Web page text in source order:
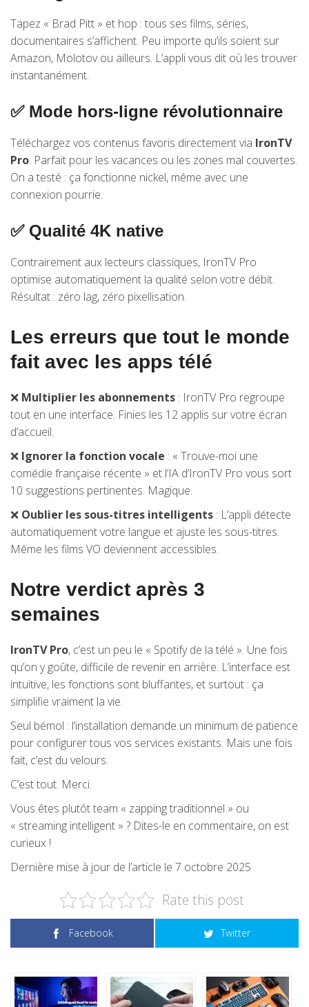
Tapez « Brad Pitt » et hop : tous ses films, séries,
documentaires s’affichent. Peu importe qu’ils soient sur
Amazon, Molotov ou ailleurs. L’appli vous dit où les trouver
instantanément.
✅ Mode hors-ligne révolutionnaire
Téléchargez vos contenus favoris directement via IronTV
Pro. Parfait pour les vacances ou les zones mal couvertes.
On a testé : ça fonctionne nickel, même avec une
connexion pourrie.
✅ Qualité 4K native
Contrairement aux lecteurs classiques, IronTV Pro
optimise automatiquement la qualité selon votre débit.
Résultat : zéro lag, zéro pixellisation.
Les erreurs que tout le monde
fait avec les apps télé
❌ Multiplier les abonnements : IronTV Pro regroupe
tout en une interface. Finies les 12 applis sur votre écran
d’accueil.
❌ Ignorer la fonction vocale : « Trouve-moi une
comédie française récente » et l’IA d’IronTV Pro vous sort
10 suggestions pertinentes. Magique.
❌ Oublier les sous-titres intelligents : L’appli détecte
automatiquement votre langue et ajuste les sous-titres.
Même les films VO deviennent accessibles.
Notre verdict après 3
semaines
IronTV Pro, c’est un peu le « Spotify de la télé ». Une fois
qu’on y goûte, difficile de revenir en arrière. L’interface est
intuitive, les fonctions sont bluffantes, et surtout : ça
simplifie vraiment la vie.
Seul bémol : l’installation demande un minimum de patience
pour configurer tous vos services existants. Mais une fois
fait, c’est du velours.
C’est tout. Merci.
Vous êtes plutôt team « zapping traditionnel » ou
« streaming intelligent » ? Dites-le en commentaire, on est
curieux !
Dernière mise à jour de l’article le 7 octobre 2025
Rate this post
Facebook Twitter